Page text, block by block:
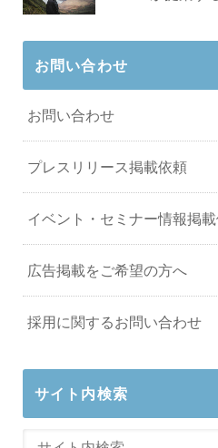
お問い合わせ
お問い合わせ
プレスリリース掲載依頼
イベント・セミナー情報掲
広告掲載をご希望の方へ
採用に関するお問い合わせ
サイト内検索